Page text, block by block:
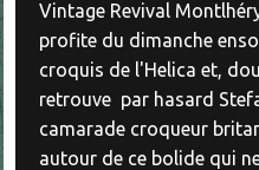
Vintage Revival
profite du dimanche
croquis de l'Helica et,
retrouve par hasard
camarade croqueur
autour de ce bolide qui